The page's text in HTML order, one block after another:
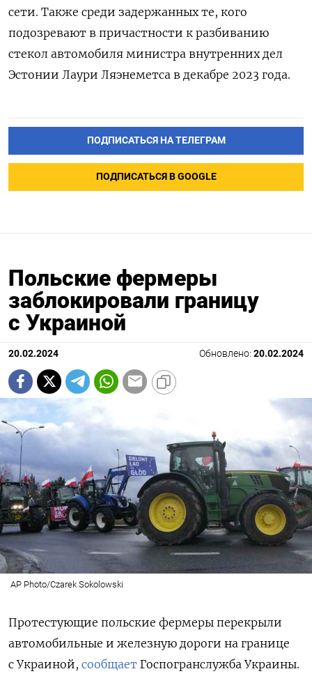
сети. Также среди задержанных те, кого
подозревают в причастности к разбиванию
стекол автомобиля министра внутренних дел
Эстонии Лаури Ляэнеметса в декабре 2023 года.
ПОДПИСАТЬСЯ НА ТЕЛЕГРАМ
ПОДПИСАТЬСЯ В GOOGLE
Польские фермеры
заблокировали границу
с Украиной
20.02.2024 Обновлено: 20.02.2024
AP Photo/Czarek Sokolowski
Протестующие польские фермеры перекрыли
автомобильные и железную дороги на границе
с Украиной, сообщает Госпогранслужба Украины.